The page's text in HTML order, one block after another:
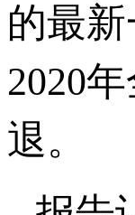
的最
2020
退。